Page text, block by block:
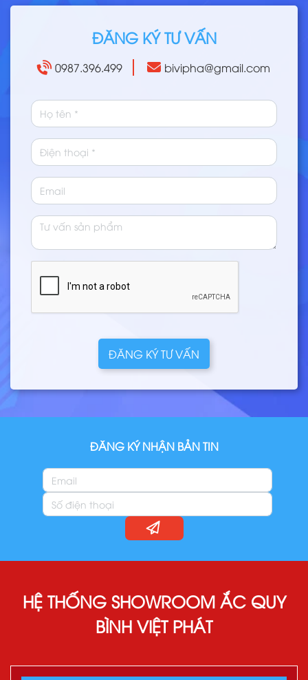
ĐĂNG KÝ TƯ VẤN
0987.396.499 bivipha@gmail.com
ĐĂNG KÝ TƯ VẤN
ĐĂNG KÝ NHẬN BẢN TIN
HỆ THỐNG SHOWROOM ẮC QUY
BÌNH VIỆT PHÁT